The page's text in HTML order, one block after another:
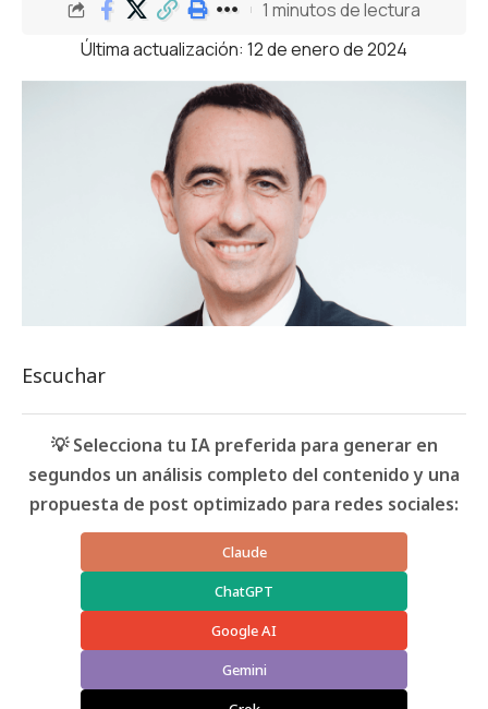
Última actualización: 12 de enero de 2024
1 minutos de lectura
Escuchar
💡 Selecciona tu IA preferida para generar en
segundos un análisis completo del contenido y una
propuesta de post optimizado para redes sociales:
Claude
ChatGPT
Google AI
Gemini